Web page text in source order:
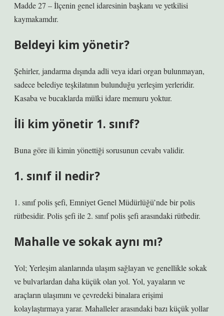
Madde 27 – İlçenin genel idaresinin başkanı ve yetkilisi
kaymakamdır.
Beldeyi kim yönetir?
Şehirler, jandarma dışında adli veya idari organ bulunmayan,
sadece belediye teşkilatının bulunduğu yerleşim yerleridir.
Kasaba ve bucaklarda mülki idare memuru yoktur.
İli kim yönetir 1. sınıf?
Buna göre ili kimin yönettiği sorusunun cevabı validir.
1. sınıf il nedir?
1. sınıf polis şefi, Emniyet Genel Müdürlüğü’nde bir polis
rütbesidir. Polis şefi ile 2. sınıf polis şefi arasındaki rütbedir.
Mahalle ve sokak aynı mı?
Yol; Yerleşim alanlarında ulaşım sağlayan ve genellikle sokak
ve bulvarlardan daha küçük olan yol. Yol, yayaların ve
araçların ulaşımını ve çevredeki binalara erişimi
kolaylaştırmaya yarar. Mahalleler arasındaki bazı küçük yollar